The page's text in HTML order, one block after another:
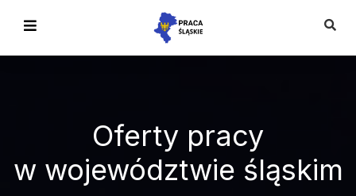
Oferty pracy
w województwie śląskim